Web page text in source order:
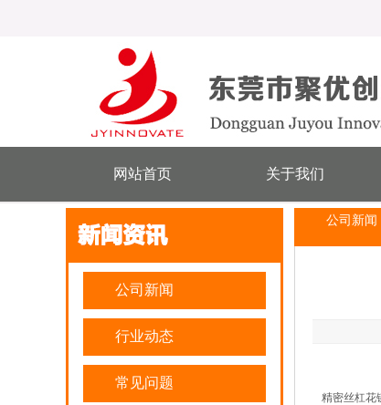
网站首页 关于我们
公司新闻
行业动态
常见问题
公司新闻
精密丝杠花